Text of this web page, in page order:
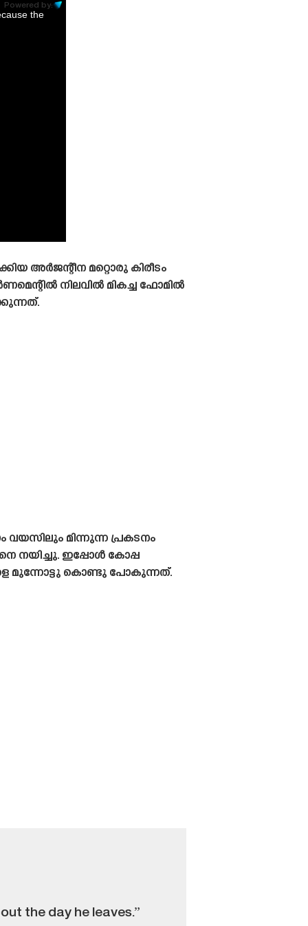
Powered by:
the
അർജന്റീന മറ്റൊരു കിരീടം
നിലവിൽ മികച്ച ഫോമിൽ
വയസിലും മിന്നുന്ന പ്രകടനം
നയിച്ചു. ഇപ്പോൾ കോപ്പ
മുന്നോട്ടു കൊണ്ടു പോകുന്നത്.
the day he leaves.”